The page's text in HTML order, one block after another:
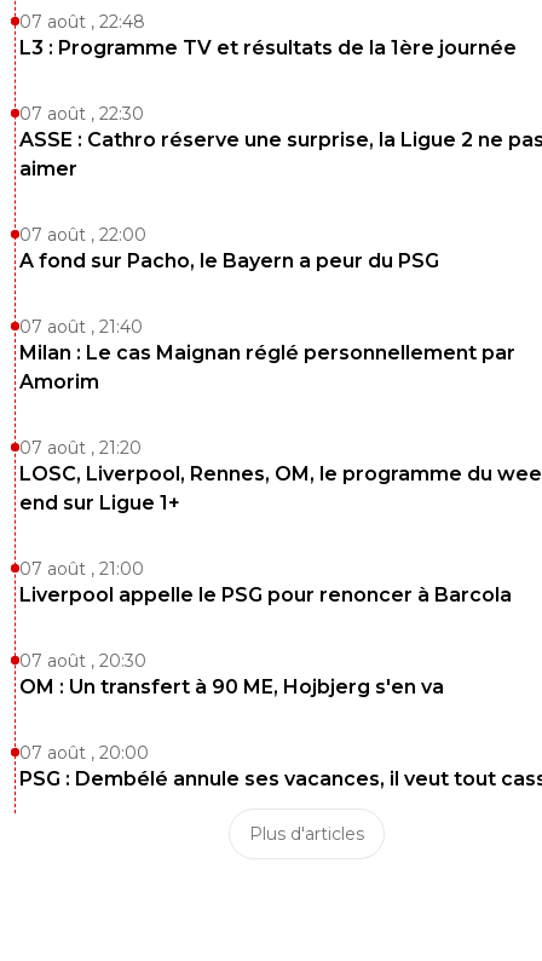
07 août , 22:48
L3 : Programme TV et résultats de la 1ère journée
07 août , 22:30
ASSE : Cathro réserve une surprise, la Ligue 2 ne
aimer
07 août , 22:00
A fond sur Pacho, le Bayern a peur du PSG
07 août , 21:40
Milan : Le cas Maignan réglé personnellement par
Amorim
07 août , 21:20
LOSC, Liverpool, Rennes, OM, le programme du
end sur Ligue 1+
07 août , 21:00
Liverpool appelle le PSG pour renoncer à Barcola
07 août , 20:30
OM : Un transfert à 90 ME, Hojbjerg s'en va
07 août , 20:00
PSG : Dembélé annule ses vacances, il veut tout
Plus d'articles